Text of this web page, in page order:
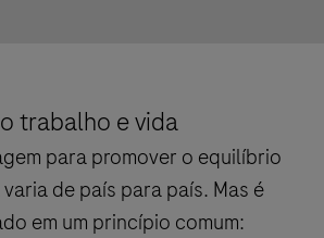
trabalho e vida
para promover o equilíbrio
de país para país. Mas é
em um princípio comum: